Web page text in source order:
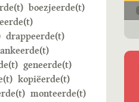
boezjeerde(t)
drappeerde(t)
geneerde(t)
kopiëerde(t)
monteerde(t)